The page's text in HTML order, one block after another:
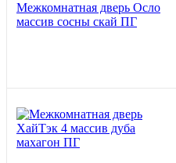
Межкомнатная дверь Осло
массив сосны скай ПГ